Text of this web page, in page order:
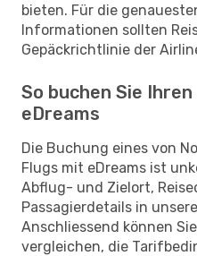
bieten. Für die
Informationen sollten
Gepäckrichtlinie der
So buchen Sie
eDreams
Die Buchung eines von
Flugs mit eDreams ist
Abflug- und Zielort,
Passagierdetails in
Anschliessend können
vergleichen, die